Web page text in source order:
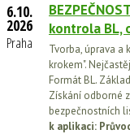
6.10.
2026
Praha
kontrola BL,
Tvorba, úprava a
krokem".
Formát BL.
Získání odborné
bezpečnostních
k aplikaci: